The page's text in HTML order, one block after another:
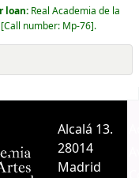
loan: Real Academia de la
Call number: Mp-76 .
Alcalá 13.
28014
Madrid